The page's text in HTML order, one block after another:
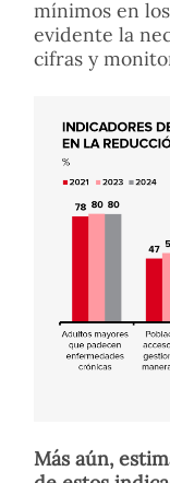
mínimos en
evidente la
cifras y
Más aún,